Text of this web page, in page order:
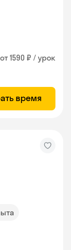
от 1590 ₽ / урок
время